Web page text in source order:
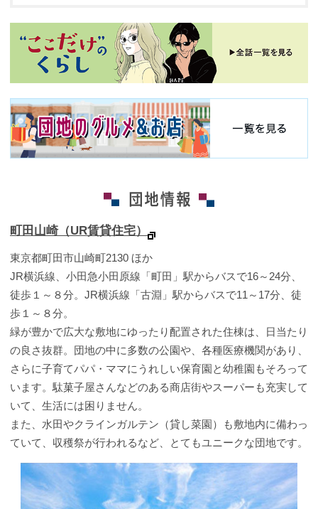
町田山崎（UR賃貸住宅）
東京都町田市山崎町2130 ほか
JR横浜線、小田急小田原線「町田」駅からバスで16～24分、
徒歩１～８分。JR横浜線「古淵」駅からバスで11～17分、徒
歩１～８分。
緑が豊かで広大な敷地にゆったり配置された住棟は、日当たり
の良さ抜群。団地の中に多数の公園や、各種医療機関があり、
さらに子育てパパ・ママにうれしい保育園と幼稚園もそろって
います。駄菓子屋さんなどのある商店街やスーパーも充実して
いて、生活には困りません。
また、水田やクラインガルテン（貸し菜園）も敷地内に備わっ
ていて、収穫祭が行われるなど、とてもユニークな団地です。